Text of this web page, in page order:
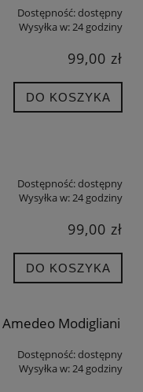
Dostępność:dostępny
Wysyłka w:24 godziny
99,00 zł
DO KOSZYKA
Dostępność:dostępny
Wysyłka w:24 godziny
99,00 zł
DO KOSZYKA
Modigliani
Dostępność:dostępny
Wysyłka w:24 godziny